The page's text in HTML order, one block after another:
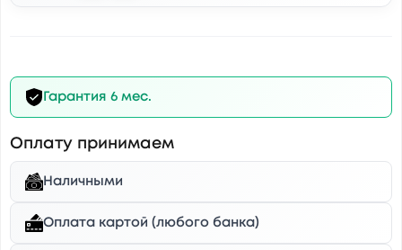
Гарантия 6 мес.
Оплату принимаем
Наличными
Оплата картой (любого банка)